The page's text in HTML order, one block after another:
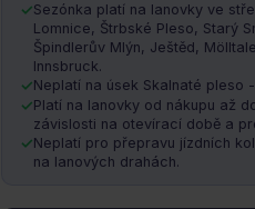
lyžařské sezóny!
Sezónka platí na lanovky ve
Lomnice, Štrbské Pleso, Starý
Špindlerův Mlýn, Ještěd,
Innsbruck.
Neplatí na úsek Skalnaté pleso
Platí na lanovky od nákupu až
závislosti na otevírací době a
Neplatí pro přepravu jízdních
na lanových drahách.